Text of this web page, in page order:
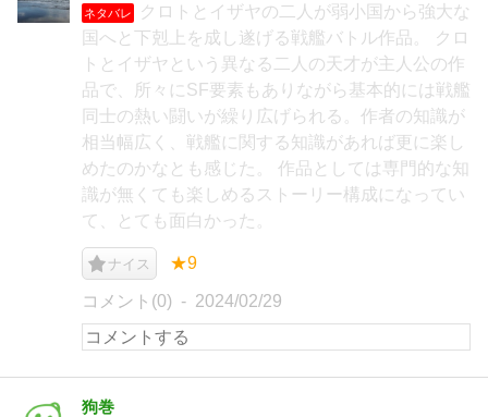
ネタバレ
クロトとイザヤの二人が弱小国から強大な
国へと下剋上を成し遂げる戦艦バトル作品。 クロ
トとイザヤという異なる二人の天才が主人公の作
品で、所々にSF要素もありながら基本的には戦艦
同士の熱い闘いが繰り広げられる。作者の知識が
相当幅広く、戦艦に関する知識があれば更に楽し
めたのかなとも感じた。 作品としては専門的な知
識が無くても楽しめるストーリー構成になってい
て、とても面白かった。
ナイス ★9
コメント(0) 2024/02/29
狗巻